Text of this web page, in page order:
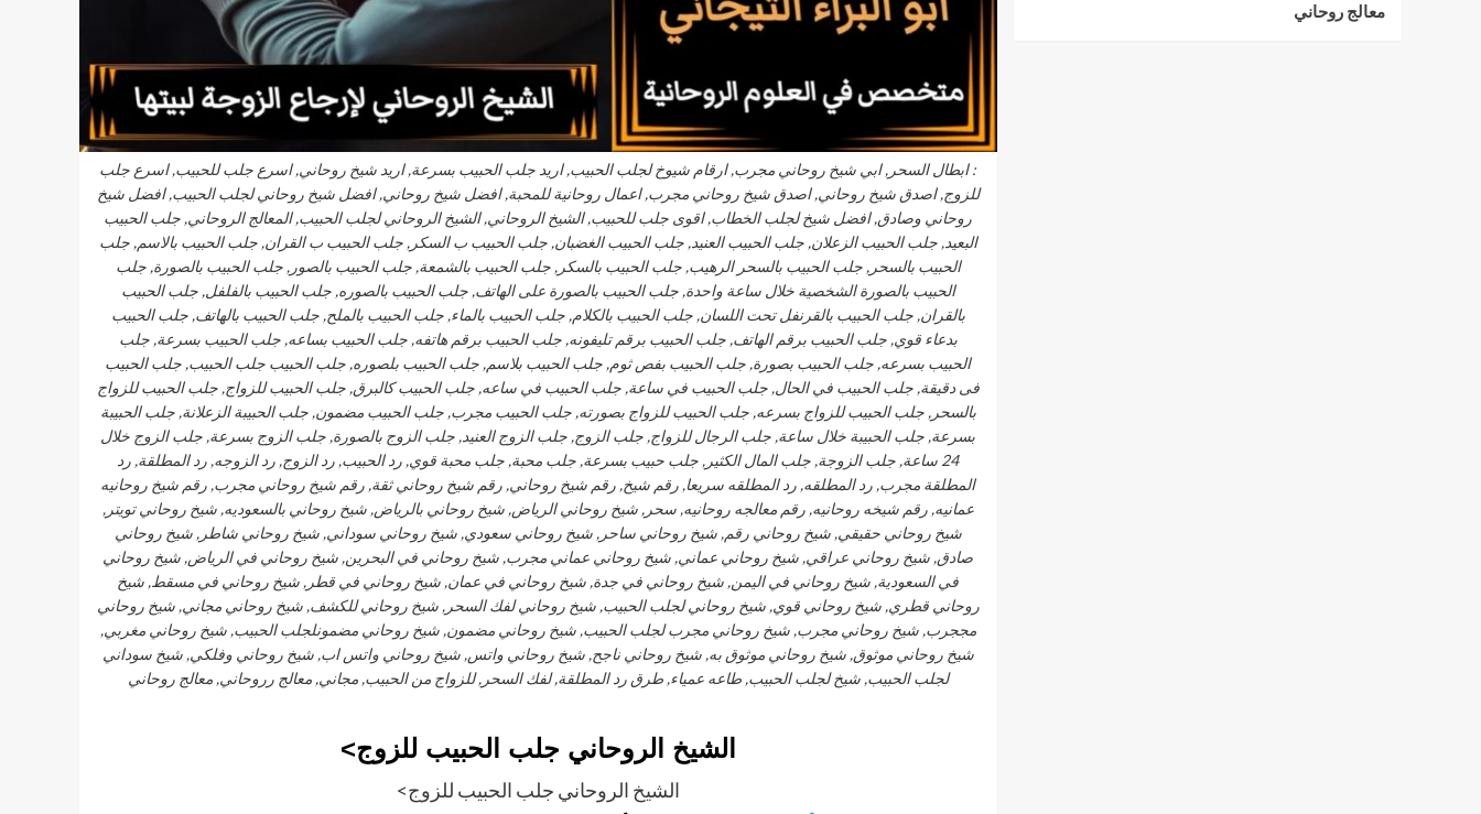
: ابطال السحر, ابي شيخ روحاني مجرب, ارقام شيوخ لجلب الحبيب, اريد جلب الحبيب بسرعة, اريد شيخ روحاني, اسرع جلب للحبيب, اسرع جلب
للزوج, اصدق شيخ روحاني, اصدق شيخ روحاني مجرب, اعمال روحانية للمحبة, افضل شيخ روحاني, افضل شيخ روحاني لجلب الحبيب, افضل شيخ
روحاني وصادق, افضل شيخ لجلب الخطاب, اقوى جلب للحبيب, الشيخ الروحاني, الشيخ الروحاني لجلب الحبيب, المعالج الروحاني, جلب الحبيب
البعيد, جلب الحبيب الزعلان, جلب الحبيب العنيد, جلب الحبيب الغضبان, جلب الحبيب ب السكر, جلب الحبيب ب القران, جلب الحبيب بالاسم, جلب
الحبيب بالسحر, جلب الحبيب بالسحر الرهيب, جلب الحبيب بالسكر, جلب الحبيب بالشمعة, جلب الحبيب بالصور, جلب الحبيب بالصورة, جلب
الحبيب بالصورة الشخصية خلال ساعة واحدة, جلب الحبيب بالصورة على الهاتف, جلب الحبيب بالصوره, جلب الحبيب بالفلفل, جلب الحبيب
بالقران, جلب الحبيب بالقرنفل تحت اللسان, جلب الحبيب بالكلام, جلب الحبيب بالماء, جلب الحبيب بالملح, جلب الحبيب بالهاتف, جلب الحبيب
بدعاء قوي, جلب الحبيب برقم الهاتف, جلب الحبيب برقم تليفونه, جلب الحبيب برقم هاتفه, جلب الحبيب بساعه, جلب الحبيب بسرعة, جلب
الحبيب بسرعه, جلب الحبيب بصورة, جلب الحبيب بفص ثوم, جلب الحبيب بلاسم, جلب الحبيب بلصوره, جلب الحبيب جلب الحبيب, جلب الحبيب
فى دقيقة, جلب الحبيب في الحال, جلب الحبيب في ساعة, جلب الحبيب في ساعه, جلب الحبيب كالبرق, جلب الحبيب للزواج, جلب الحبيب للزواج
بالسحر, جلب الحبيب للزواج بسرعه, جلب الحبيب للزواج بصورته, جلب الحبيب مجرب, جلب الحبيب مضمون, جلب الحبيبة الزعلانة, جلب الحبيبة
بسرعة, جلب الحبيبة خلال ساعة, جلب الرجال للزواج, جلب الزوج, جلب الزوج العنيد, جلب الزوج بالصورة, جلب الزوج بسرعة, جلب الزوج خلال
24 ساعة, جلب الزوجة, جلب المال الكثير, جلب حبيب بسرعة, جلب محبة, جلب محبة قوي, رد الحبيب, رد الزوج, رد الزوجه, رد المطلقة, رد
المطلقة مجرب, رد المطلقه, رد المطلقه سريعا, رقم شيخ, رقم شيخ روحاني, رقم شيخ روحاني ثقة, رقم شيخ روحاني مجرب, رقم شيخ روحانيه
عمانيه, رقم شيخه روحانيه, رقم معالجه روحانيه, سحر, شيخ روحاني الرياض, شيخ روحاني بالرياض, شيخ روحاني بالسعوديه, شيخ روحاني تويتر,
شيخ روحاني حقيقي, شيخ روحاني رقم, شيخ روحاني ساحر, شيخ روحاني سعودي, شيخ روحاني سوداني, شيخ روحاني شاطر, شيخ روحاني
صادق, شيخ روحاني عراقي, شيخ روحاني عماني, شيخ روحاني عماني مجرب, شيخ روحاني في البحرين, شيخ روحاني في الرياض, شيخ روحاني
في السعودية, شيخ روحاني في اليمن, شيخ روحاني في جدة, شيخ روحاني في عمان, شيخ روحاني في قطر, شيخ روحاني في مسقط, شيخ
روحاني قطري, شيخ روحاني قوي, شيخ روحاني لجلب الحبيب, شيخ روحاني لفك السحر, شيخ روحاني للكشف, شيخ روحاني مجاني, شيخ روحاني
مججرب, شيخ روحاني مجرب, شيخ روحاني مجرب لجلب الحبيب, شيخ روحاني مضمون, شيخ روحاني مضمونلجلب الحبيب, شيخ روحاني مغربي,
شيخ روحاني موثوق, شيخ روحاني موثوق به, شيخ روحاني ناجح, شيخ روحاني واتس, شيخ روحاني واتس اب, شيخ روحاني وفلكي, شيخ سوداني
لجلب الحبيب, شيخ لجلب الحبيب, طاعه عمياء, طرق رد المطلقة, لفك السحر, للزواج من الحبيب, مجاني, معالج رروحاني, معالج روحاني
الشيخ الروحاني جلب الحبيب للزوج>
الشيخ الروحاني جلب الحبيب للزوج>
معالج روحاني